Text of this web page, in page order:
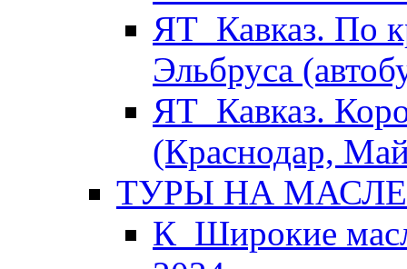
ЯТ_Кавказ. По
Эльбруса
ЯТ_Кавказ.
(Краснодар,
ТУРЫ НА
К_Широкие